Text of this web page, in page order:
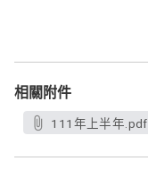
相關附件
111年上半年.pdf